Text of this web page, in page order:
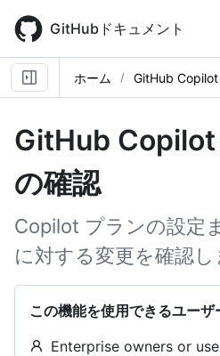
main
content
GitHubドキュメント
ホーム GitHub Copilot
GitHub Copilot
の確認
Copilot プランの設定
に対する変更を確認し
この機能を使用できるユーザ
Enterprise owners or